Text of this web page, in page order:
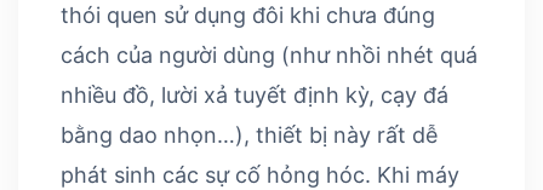
thói quen sử dụng đôi khi chưa đúng
cách của người dùng (như nhồi nhét quá
nhiều đồ, lười xả tuyết định kỳ, cạy đá
bằng dao nhọn…), thiết bị này rất dễ
phát sinh các sự cố hỏng hóc. Khi máy